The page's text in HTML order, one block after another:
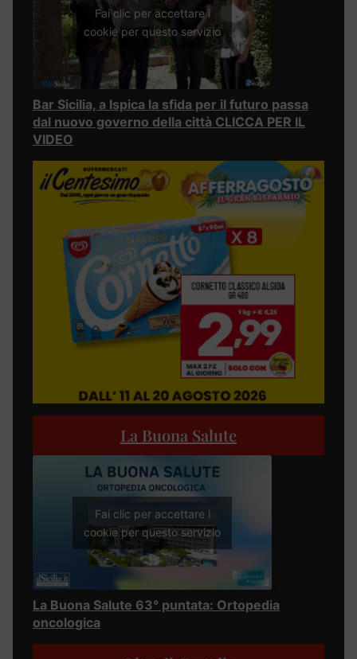
Fai clic per accettare i
cookie per questo servizio
Bar Sicilia, a Ispica la sfida per il futuro passa
dal nuovo governo della città CLICCA PER IL
VIDEO
La Buona Salute
Fai clic per accettare i
cookie per questo servizio
La Buona Salute 63° puntata: Ortopedia
oncologica